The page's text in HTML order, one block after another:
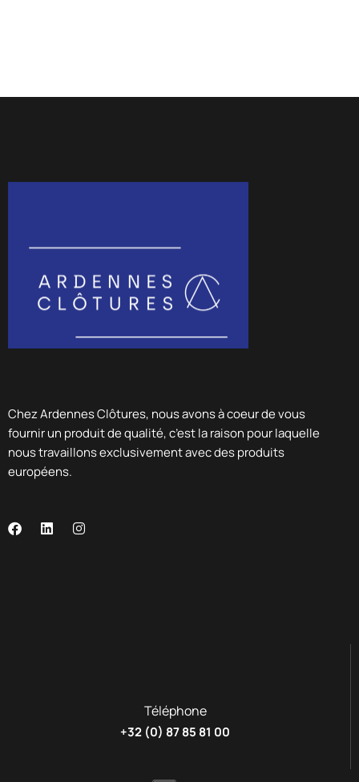
Chez Ardennes Clôtures, nous avons à coeur de vous
fournir un produit de qualité, c’est la raison pour laquelle
nous travaillons exclusivement avec des produits
européens.
Téléphone
+32 (0) 87 85 81 00